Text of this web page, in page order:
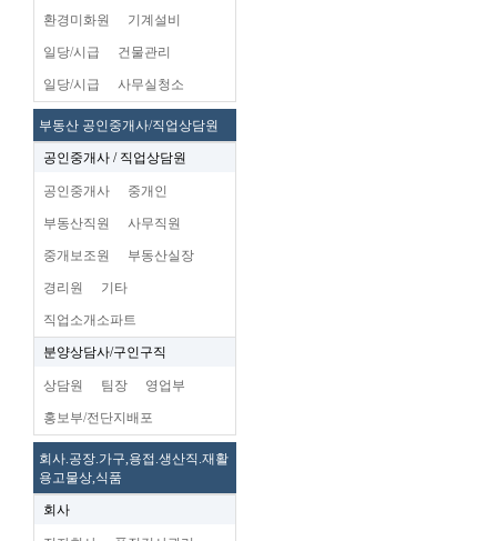
환경미화원 기계설비
일당/시급 건물관리
일당/시급 사무실청소
부동산 공인중개사/직업상담원
공인중개사 / 직업상담원
공인중개사 중개인
부동산직원 사무직원
중개보조원 부동산실장
경리원 기타
직업소개소파트
분양상담사/구인구직
상담원 팀장 영업부
홍보부/전단지배포
회사.공장.가구,용접.생산직.재활
용고물상,식품
회사